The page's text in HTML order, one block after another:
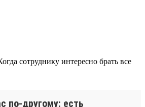
сотруднику интересно брать все
по-другому: есть